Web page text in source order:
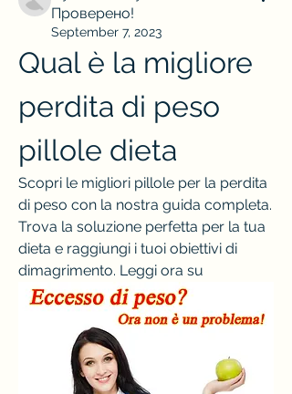
Проверено!
September 7, 2023
Qual è la migliore
perdita di peso
pillole dieta
Scopri le migliori pillole per la perdita
di peso con la nostra guida completa.
Trova la soluzione perfetta per la tua
dieta e raggiungi i tuoi obiettivi di
dimagrimento. Leggi ora su